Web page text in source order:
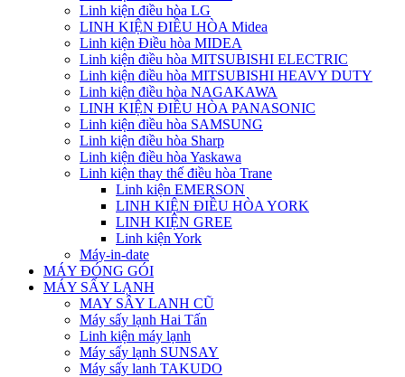
Linh kiện điều hòa LG
LINH KIỆN ĐIỀU HÒA Midea
Linh kiện Điều hòa MIDEA
Linh kiện điều hòa MITSUBISHI ELECTRIC
Linh kiện điều hòa MITSUBISHI HEAVY DUTY
Linh kiện điều hòa NAGAKAWA
LINH KIỆN ĐIỀU HÒA PANASONIC
Linh kiện điều hòa SAMSUNG
Linh kiện điều hòa Sharp
Linh kiện điều hòa Yaskawa
Linh kiện thay thế điều hòa Trane
Linh kiện EMERSON
LINH KIỆN ĐIỀU HÒA YORK
LINH KIỆN GREE
Linh kiện York
Máy-in-date
MÁY ĐÓNG GÓI
MÁY SẤY LẠNH
MAY SÂY LANH CŨ
Máy sấy lạnh Hai Tấn
Linh kiện máy lạnh
Máy sấy lạnh SUNSAY
Máy sấy lanh TAKUDO